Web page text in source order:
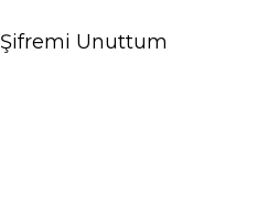
Şifremi Unuttum